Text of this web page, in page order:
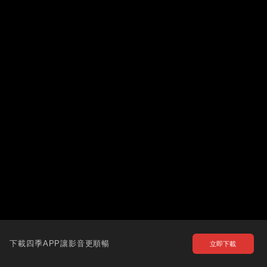
下載四季APP讓影音更順暢 立即下載